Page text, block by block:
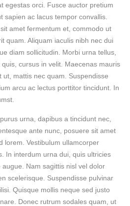
egestas orci. Fusce auctor pretium
sapien ac lacus tempor convallis.
amet fermentum et, commodo ut
quam. Aliquam iaculis nibh nec dui
diam sollicitudin. Morbi urna tellus,
cursus in velit. Maecenas mauris
ut, mattis nec quam. Suspendisse
arcu ac lectus porttitor tincidunt. In
urna, dapibus a tincidunt nec,
ante nunc, posuere sit amet
lorem. Vestibulum ullamcorper
In interdum urna dui, quis ultricies
Nam sagittis nisl vel dolor
scelerisque. Suspendisse pulvinar
Quisque mollis neque sed justo
Donec rutrum sodales quam, ut